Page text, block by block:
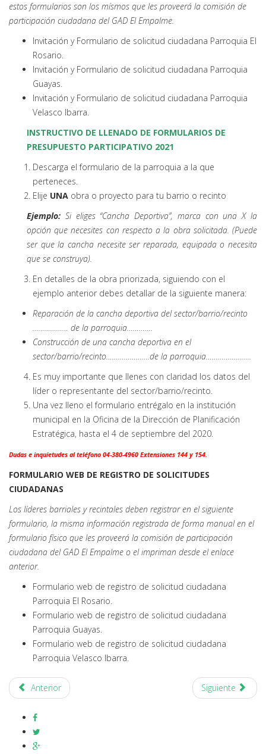
estos formularios son los mísmos que les proveerá la comisión de
participación ciudadana del GAD El Empalme.
Invitación y Formulario de solicitud ciudadana Parroquia El
Rosario.
Invitación y Formulario de solicitud ciudadana Parroquia
Guayas.
Invitación y Formulario de solicitud ciudadana Parroquia
Velasco Ibarra.
INSTRUCTIVO DE LLENADO DE FORMULARIOS DE
PRESUPUESTO PARTICIPATIVO 2021
Descarga el formulario de la parroquia a la que
perteneces.
Elije UNA obra o proyecto para tu barrio o recinto
Ejemplo: Si eliges “Cancha Deportiva”, marca con una X la
opción que necesites con respecto a la obra solicitada. (Puede
ser que la cancha necesite ser reparada, equipada o necesita
que se construya).
En detalles de la obra priorizada, siguiendo con el
ejemplo anterior debes detallar de la siguiente manera:
Reparación de la cancha deportiva del sector/barrio/recinto
……………… de la parroquia………….
Construcción de una cancha deportiva en el
sector/barrio/recinto………………….de la parroquia…………………..
Es muy importante que llenes con claridad los datos del
líder o representante del sector/barrio/recinto.
Una vez lleno el formulario entrégalo en la institución
municipal en la Oficina de la Dirección de Planificación
Estratégica, hasta el 4 de septiembre del 2020.
Dudas e inquietudes al teléfono 04-380-4960 Extensiones 144 y 154.
FORMULARIO WEB DE REGISTRO DE SOLICITUDES
CIUDADANAS
Los líderes barriales y recintales deben registrar en el siguiente
formulario, la misma información registrada de forma manual en el
formulario físico que les proveerá la comisión de participación
ciudadana del GAD El Empalme o el impriman desde el enlace
anterior.
Formulario web de registro de solicitud ciudadana
Parroquia El Rosario.
Formulario web de registro de solicitud ciudadana
Parroquia Guayas.
Formulario web de registro de solicitud ciudadana
Parroquia Velasco Ibarra.
Anterior Siguiente